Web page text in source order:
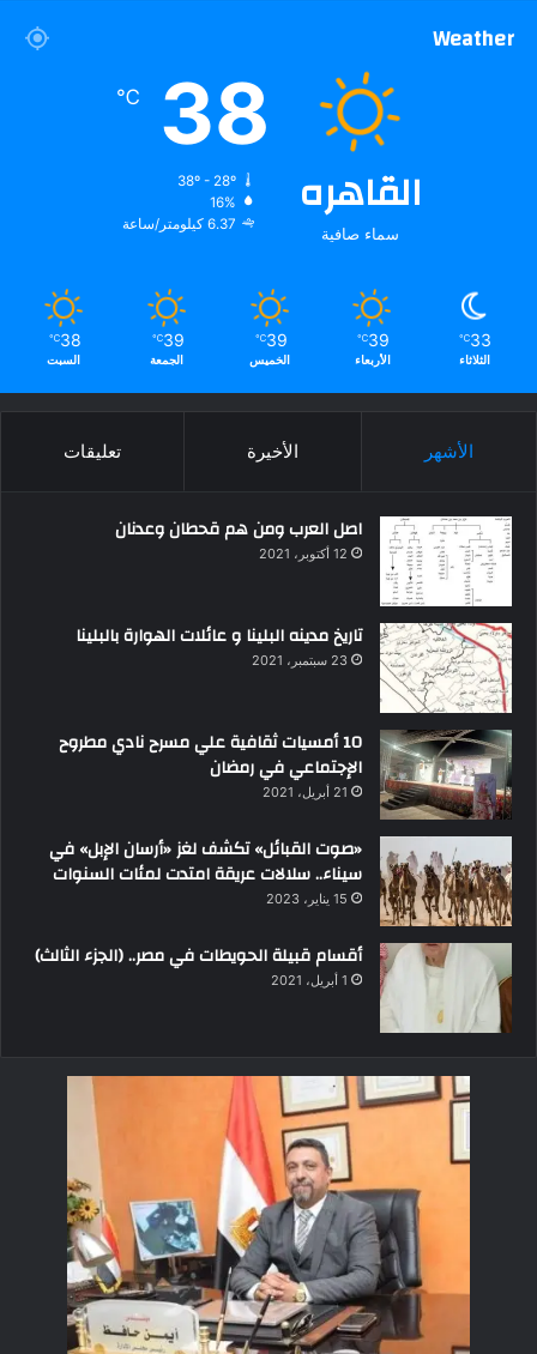
Weather
القاهره
سماء صافية
38
℃
38º - 28º
16%
6.37 كيلومتر/ساعة
33
℃
الثلاثاء
39
℃
الأربعاء
39
℃
الخميس
39
℃
الجمعة
38
℃
السبت
الأشهر الأخيرة تعليقات
اصل العرب ومن هم قحطان وعدنان
12 أكتوبر، 2021
تاريخ مدينه البلينا و عائلات الهوارة بالبلينا
23 سبتمبر، 2021
10 أمسيات ثقافية علي مسرح نادي مطروح
الإجتماعي في رمضان
21 أبريل، 2021
«صوت القبائل» تكشف لغز «أرسان الإبل» في
سيناء.. سلالات عريقة امتدت لمئات السنوات
15 يناير، 2023
أقسام قبيلة الحويطات في مصر.. (الجزء الثالث)
1 أبريل، 2021